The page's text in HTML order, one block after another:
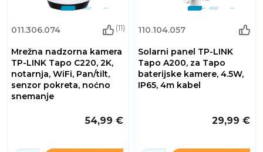
011.306.074 (11)
Mrežna nadzorna kamera
TP-LINK Tapo C220, 2K,
notarnja, WiFi, Pan/tilt,
senzor pokreta, noćno
snemanje
54,99 €
110.104.057
Solarni panel TP-LINK
Tapo A200, za Tapo
baterijske kamere, 4.5W,
IP65, 4m kabel
29,99 €